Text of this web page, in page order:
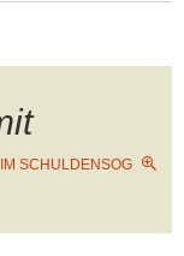
SCHULDENSOG